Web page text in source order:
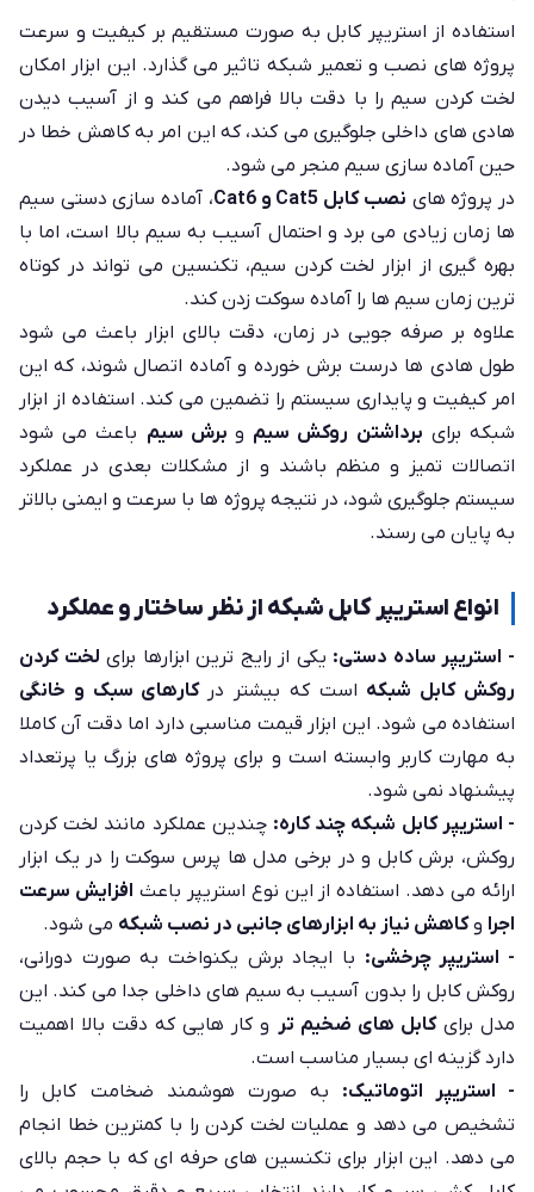
استفاده از استریپر کابل به صورت مستقیم بر کیفیت و سرعت
پروژه های نصب و تعمیر شبکه تاثیر می گذارد. این ابزار امکان
لخت کردن سیم را با دقت بالا فراهم می کند و از آسیب دیدن
هادی های داخلی جلوگیری می کند، که این امر به کاهش خطا در
حین آماده سازی سیم منجر می شود.
در پروژه های نصب کابل Cat5 و Cat6
، آماده سازی دستی سیم
ها زمان زیادی می برد و احتمال آسیب به سیم بالا است، اما با
بهره گیری از ابزار لخت کردن سیم، تکنسین می تواند در کوتاه
ترین زمان سیم ها را آماده سوکت زدن کند.
علاوه بر صرفه جویی در زمان، دقت بالای ابزار باعث می شود
طول هادی ها درست برش خورده و آماده اتصال شوند، که این
امر کیفیت و پایداری سیستم را تضمین می کند. استفاده از ابزار
شبکه برای برداشتن روکش سیم وبرش سیم باعث می شود
اتصالات تمیز و منظم باشند و از مشکلات بعدی در عملکرد
سیستم جلوگیری شود، در نتیجه پروژه ها با سرعت و ایمنی بالاتر
به پایان می رسند.
انواع استریپر کابل شبکه از نظر ساختار و عملکرد
- استریپر ساده دستی: یکی از رایج ترین ابزارها برای لخت کردن
روکش کابل شبکه است که بیشتر در کارهای سبک و خانگی
استفاده می شود. این ابزار قیمت مناسبی دارد اما دقت آن کاملا
به مهارت کاربر وابسته است و برای پروژه های بزرگ یا پرتعداد
پیشنهاد نمی شود.
- استریپر کابل شبکه چند کاره: چندین عملکرد مانند لخت کردن
روکش، برش کابل و در برخی مدل ها پرس سوکت را در یک ابزار
ارائه می دهد. استفاده از این نوع استریپر باعث افزایش سرعت
اجرا وکاهش نیاز به ابزارهای جانبی در نصب شبکه می شود.
- استریپر چرخشی: با ایجاد برش یکنواخت به صورت دورانی،
روکش کابل را بدون آسیب به سیم های داخلی جدا می کند. این
مدل برایکابل های ضخیم تر و کار هایی که دقت بالا اهمیت
دارد گزینه ای بسیار مناسب است.
- استریپر اتوماتیک: به صورت هوشمند ضخامت کابل را
تشخیص می دهد و عملیات لخت کردن را با کمترین خطا انجام
می دهد. این ابزار برای تکنسین های حرفه ای که با حجم بالای